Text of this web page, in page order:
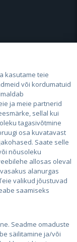
kasutame teie
või kordumatuid
ja meie partnerid
sellal kui
tagasivõtmine
osa kuvatavast
Saate selle
nõusoleku
allosas oleval
alanurgas
valikud jõustuvad
saamiseks
Seadme omaduste
säilitamine ja/või